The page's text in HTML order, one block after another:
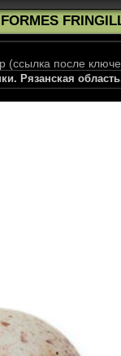
(ссылка после
Рязанская